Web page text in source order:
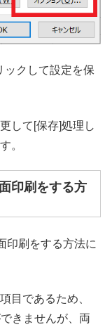
ックして設定を保
して[保存]処理し
。
印刷をする方
印刷をする方法に
目であるため、
きませんが、両